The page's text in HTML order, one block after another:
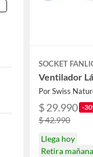
SOCKET
Ventilador
Por Swiss
$ 29.990 -
$ 42.990
Llega hoy
Retira mañana